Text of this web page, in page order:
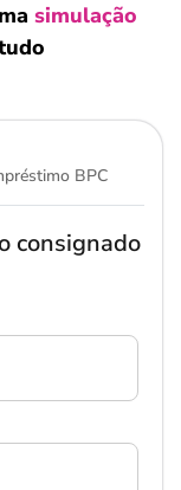
simulação
BPC
consignado